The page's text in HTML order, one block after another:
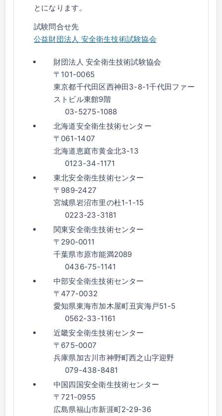
とになります。
試験問合せ先
公益財団法人 安全衛生技術試験協会
財団法人 安全衛生技術試験協会
〒101-0065
東京都千代田区西神田3-8-1千代田ファー
ストビル東館9階
03-5275-1088
北海道安全衛生技術センター
〒061-1407
北海道恵庭市黄金北3-13
0123-34-1171
東北安全衛生技術センター
〒989-2427
宮城県岩沼市里の杜1-1-15
0223-23-3181
関東安全衛生技術センター
〒290-0011
千葉県市原市能満2089
0436-75-1141
中部安全衛生技術センター
〒477-0032
愛知県東海市加木屋町丑寅海戸51-5
0562-33-1161
近畿安全衛生技術センター
〒675-0007
兵庫県加古川市神野町西之山字迎野
079-438-8481
中国四国安全衛生技術センター
〒721-0955
広島県福山市新涯町2-29-36